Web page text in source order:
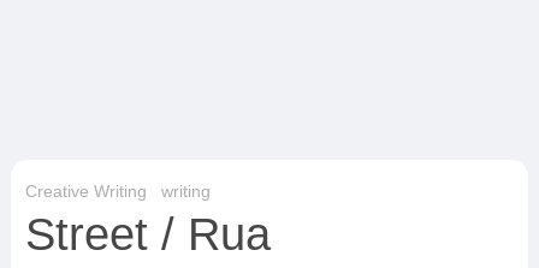
Creative Writing writing
Street / Rua